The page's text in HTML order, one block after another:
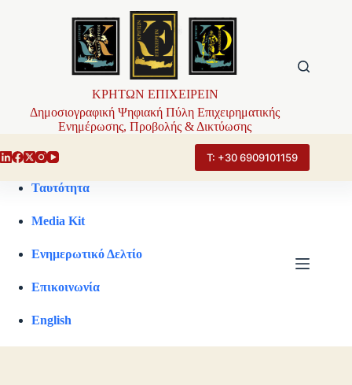
ΚΡΗΤΩΝ ΕΠΙΧΕΙΡΕΙΝ
Δημοσιογραφική Ψηφιακή Πύλη Επιχειρηματικής
Ενημέρωσης, Προβολής & Δικτύωσης
Τ: +30 6909101159
Ταυτότητα
Media Kit
Ενημερωτικό Δελτίο
Επικοινωνία
English